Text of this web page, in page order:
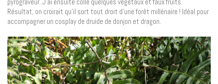
Résultat, on croirait qu’il sort tout droit d’une forêt millénaire ! Idéal pour
accompagner un cosplay de druide de donjon et dragon.